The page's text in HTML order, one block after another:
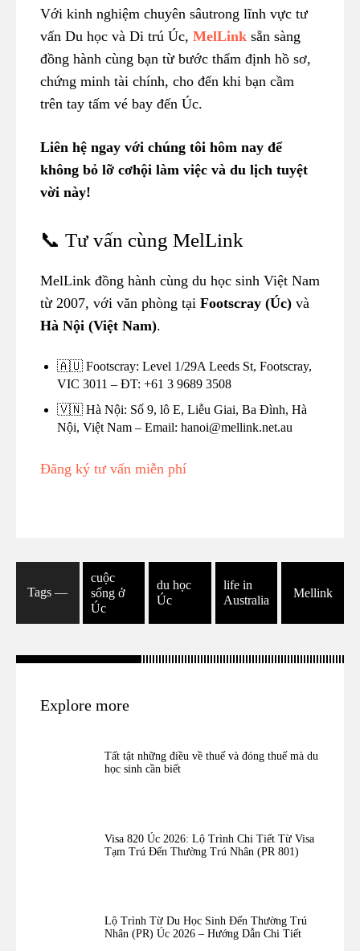
Với kinh nghiệm chuyên sâutrong lĩnh vực tư
vấn Du học và Di trú Úc, MelLink sẵn sàng
đồng hành cùng bạn từ bước thẩm định hồ sơ,
chứng minh tài chính, cho đến khi bạn cầm
trên tay tấm vé bay đến Úc.
Liên hệ ngay với chúng tôi hôm nay để
không bỏ lỡ cơhội làm việc và du lịch tuyệt
vời này!
📞 Tư vấn cùng MelLink
MelLink đồng hành cùng du học sinh Việt Nam
từ 2007, với văn phòng tại Footscray (Úc) và
Hà Nội (Việt Nam).
🇦🇺 Footscray: Level 1/29A Leeds St, Footscray,
VIC 3011 – ĐT: +61 3 9689 3508
🇻🇳 Hà Nội: Số 9, lô E, Liễu Giai, Ba Đình, Hà
Nội, Việt Nam – Email: hanoi@mellink.net.au
Đăng ký tư vấn miễn phí
Tags ―
cuộc
sống ở
Úc
du học
Úc
life in
Australia
Mellink
Explore more
Tất tật những điều về thuế và đóng thuế mà du
học sinh cần biết
Visa 820 Úc 2026: Lộ Trình Chi Tiết Từ Visa
Tạm Trú Đến Thường Trú Nhân (PR 801)
Lộ Trình Từ Du Học Sinh Đến Thường Trú
Nhân (PR) Úc 2026 – Hướng Dẫn Chi Tiết